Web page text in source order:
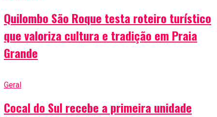
Quilombo São Roque testa roteiro turístico
que valoriza cultura e tradição em Praia
Grande
Geral
Cocal do Sul recebe a primeira unidade